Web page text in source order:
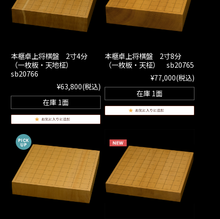
本榧卓上将棋盤 2寸4分
（一枚板・天地柾）
sb20766
¥63,800(税込)
在庫 1面
本榧卓上将棋盤 2寸8分
（一枚板・天柾） sb20765
¥77,000(税込)
在庫 1面